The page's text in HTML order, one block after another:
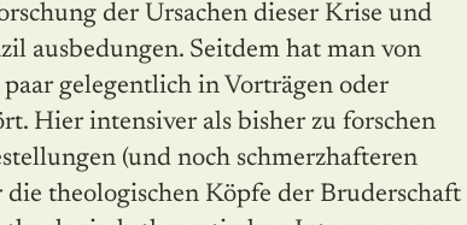
der Ursachen dieser Krise und
ausbedungen. Seitdem hat man von
gelegentlich in Vorträgen oder
Hier intensiver als bisher zu forschen
(und noch schmerzhafteren
theologischen Köpfe der Bruderschaft